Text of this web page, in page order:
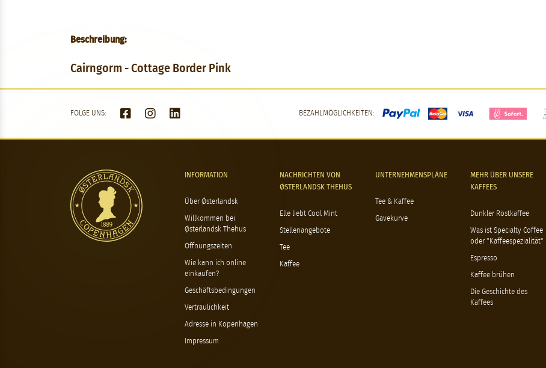
Beschreibung:
Cairngorm - Cottage Border Pink
FOLGE UNS: BEZAHLMÖGLICHKEITEN:
INFORMATION
Über Østerlandsk
Willkommen bei
Østerlandsk Thehus
Öffnungszeiten
Wie kann ich online
einkaufen?
Geschäftsbedingungen
Vertraulichkeit
Adresse in Kopenhagen
Impressum
NACHRICHTEN VON
ØSTERLANDSK THEHUS
Elle liebt Cool Mint
Stellenangebote
Tee
Kaffee
UNTERNEHMENSPLÄNE
Tee & Kaffee
Gavekurve
MEHR ÜBER UNSERE
KAFFEES
Dunkler Röstkaffee
Was ist Specialty Coffee
oder "Kaffeespezialität"
Espresso
Kaffee brühen
Die Geschichte des
Kaffees